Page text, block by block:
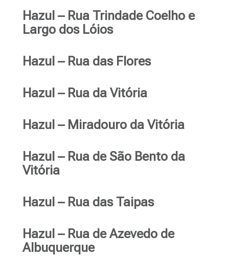
Hazul – Rua Trindade Coelho e
Largo dos Lóios
Hazul – Rua das Flores
Hazul – Rua da Vitória
Hazul – Miradouro da Vitória
Hazul – Rua de São Bento da
Vitória
Hazul – Rua das Taipas
Hazul – Rua de Azevedo de
Albuquerque